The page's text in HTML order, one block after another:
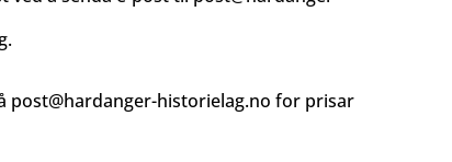
post@hardanger-historielag.no for prisar